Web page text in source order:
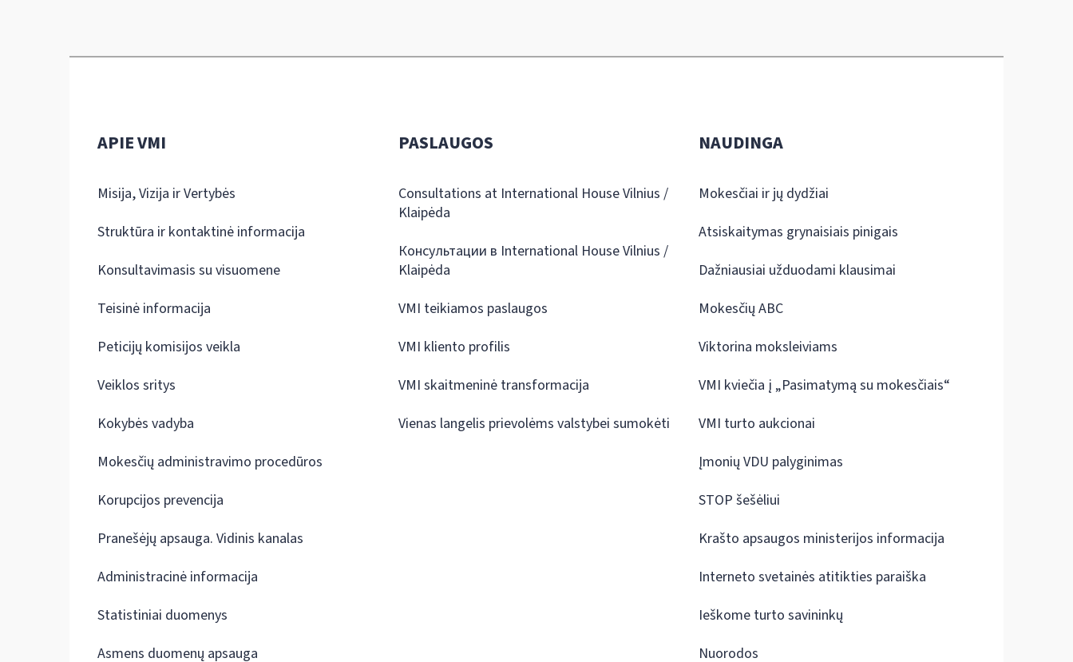
APIE VMI
Misija, Vizija ir Vertybės
Struktūra ir kontaktinė informacija
Konsultavimasis su visuomene
Teisinė informacija
Peticijų komisijos veikla
Veiklos sritys
Kokybės vadyba
Mokesčių administravimo procedūros
Korupcijos prevencija
Pranešėjų apsauga. Vidinis kanalas
Administracinė informacija
Statistiniai duomenys
Asmens duomenų apsauga
PASLAUGOS
Consultations at International House Vilnius /
Klaipėda
Консультации в International House Vilnius /
Klaipėda
VMI teikiamos paslaugos
VMI kliento profilis
VMI skaitmeninė transformacija
Vienas langelis prievolėms valstybei sumokėti
NAUDINGA
Mokesčiai ir jų dydžiai
Atsiskaitymas grynaisiais pinigais
Dažniausiai užduodami klausimai
Mokesčių ABC
Viktorina moksleiviams
VMI kviečia į „Pasimatymą su mokesčiais“
VMI turto aukcionai
Įmonių VDU palyginimas
STOP šešėliui
Krašto apsaugos ministerijos informacija
Interneto svetainės atitikties paraiška
Ieškome turto savininkų
Nuorodos